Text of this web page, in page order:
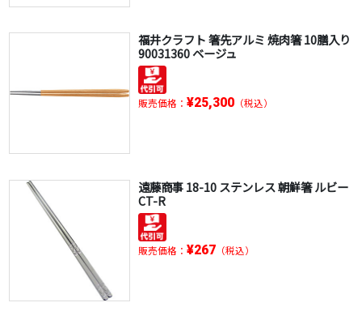
福井クラフト 箸先アルミ 焼肉箸 10膳入り
90031360 ベージュ
販売価格： ¥25,300（税込）
遠藤商事 18-10 ステンレス 朝鮮箸 ルビー
CT-R
販売価格： ¥267（税込）